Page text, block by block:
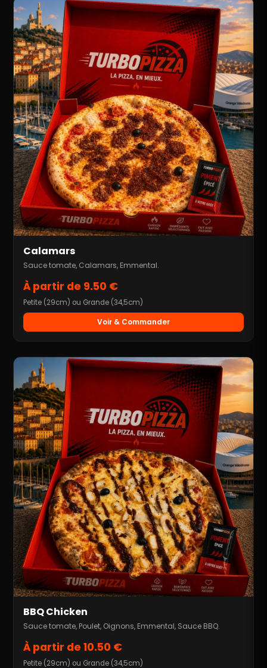
Calamars
Sauce tomate, Calamars, Emmental.
À partir de 9.50 €
Petite (29cm) ou Grande (34,5cm)
Voir & Commander
BBQ Chicken
Sauce tomate, Poulet, Oignons, Emmental, Sauce BBQ.
À partir de 10.50 €
Petite (29cm) ou Grande (34,5cm)